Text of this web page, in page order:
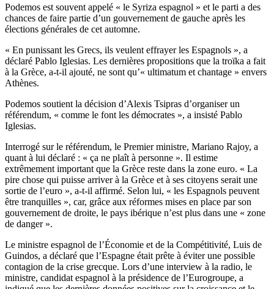
Podemos est souvent appelé « le Syriza espagnol » et le parti a des
chances de faire partie d’un gouvernement de gauche après les
élections générales de cet automne.
« En punissant les Grecs, ils veulent effrayer les Espagnols », a
déclaré Pablo Iglesias. Les dernières propositions que la troïka a fait
à la Grèce, a-t-il ajouté, ne sont qu’« ultimatum et chantage » envers
Athènes.
Podemos soutient la décision d’Alexis Tsipras d’organiser un
référendum, « comme le font les démocrates », a insisté Pablo
Iglesias.
Interrogé sur le référendum, le Premier ministre, Mariano Rajoy, a
quant à lui déclaré : « ça ne plaît à personne ». Il estime
extrêmement important que la Grèce reste dans la zone euro. « La
pire chose qui puisse arriver à la Grèce et à ses citoyens serait une
sortie de l’euro », a-t-il affirmé. Selon lui, « les Espagnols peuvent
être tranquilles », car, grâce aux réformes mises en place par son
gouvernement de droite, le pays ibérique n’est plus dans une « zone
de danger ».
Le ministre espagnol de l’Économie et de la Compétitivité, Luis de
Guindos, a déclaré que l’Espagne était prête à éviter une possible
contagion de la crise grecque. Lors d’une interview à la radio, le
ministre, candidat espagnol à la présidence de l’Eurogroupe, a